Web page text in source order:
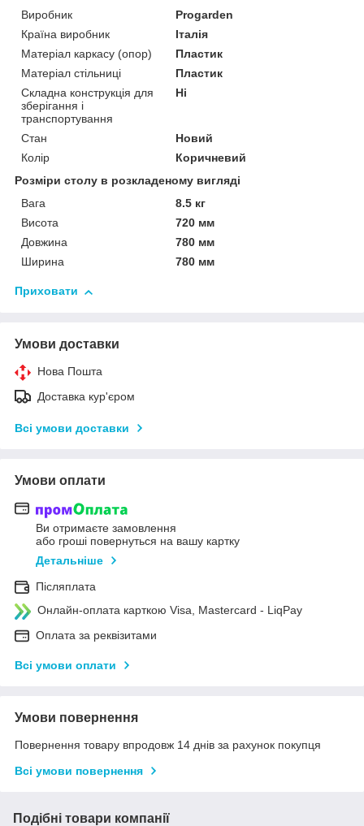
Виробник
Progarden
Країна виробник
Італія
Матеріал каркасу (опор)
Пластик
Матеріал стільниці
Пластик
Складна конструкція для
зберігання і
транспортування
Ні
Стан
Новий
Колір
Коричневий
Розміри столу в розкладеному вигляді
Вага
8.5 кг
Висота
720 мм
Довжина
780 мм
Ширина
780 мм
Приховати
Умови доставки
Нова Пошта
Доставка кур'єром
Всі умови доставки
Умови оплати
Ви отримаєте замовлення
або гроші повернуться на вашу картку
Детальніше
Післяплата
Онлайн-оплата карткою Visa, Mastercard - LiqPay
Оплата за реквізитами
Всі умови оплати
Умови повернення
Повернення товару впродовж 14 днів за рахунок покупця
Всі умови повернення
Подібні товари компанії